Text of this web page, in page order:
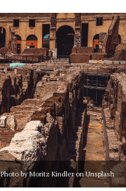
Photo by Moritz Kindler on Unsplash